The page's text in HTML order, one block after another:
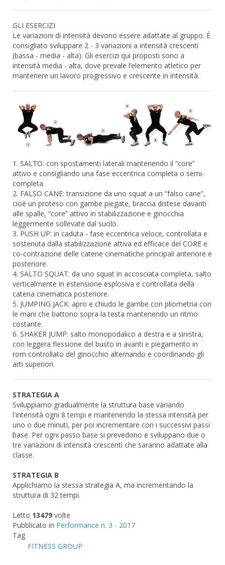
GLI ESERCIZI
Le variazioni di intensità devono essere adattate al gruppo. È
consigliato sviluppare 2 - 3 variazioni a intensità crescenti
(bassa - media - alta). Gli esercizi qui proposti sono a
intensità media - alta, dove prevale l’elemento atletico per
mantenere un lavoro progressivo e crescente in intensità.
1. SALTO: con spostamenti laterali mantenendo il “core”
attivo e consigliando una fase eccentrica completa o semi-
completa.
2. FALSO CANE: transizione da uno squat a un “falso cane”,
cioè un proteso con gambe piegate, braccia distese davanti
alle spalle, “core” attivo in stabilizzazione e ginocchia
leggermente sollevate dal suolo.
3. PUSH UP: in caduta - fase eccentrica veloce, controllata e
sostenuta dalla stabilizzazione attiva ed efficace del CORE e
co-contrazione delle catene cinematiche principali anteriore e
posteriore.
4. SALTO SQUAT: da uno squat in accosciata completa, salto
verticalmente in estensione esplosiva e controllata della
catena cinematica posteriore.
5. JUMPING JACK: apro e chiudo le gambe con pliometria con
le mani che battono sopra la testa mantenendo un ritmo
costante.
6. SHAKER JUMP: salto monopodalico a destra e a sinistra,
con leggera flessione del busto in avanti e piegamento in
rom controllato del ginocchio alternando e coordinando gli
arti superiori.
STRATEGIA A
Sviluppiamo gradualmente la struttura base variando
l'intensità ogni 8 tempi e mantenendo la stessa intensità per
uno o due minuti, per poi incrementare con i successivi passi
base. Per ogni passo base si prevedono e sviluppano due o
tre variazioni di intensità crescenti che saranno adattate alla
classe.
STRATEGIA B
Applichiamo la stessa strategia A, ma incrementando la
struttura di 32 tempi.
Letto 13479 volte
Pubblicato in Performance n. 3 - 2017
Tag
FITNESS GROUP